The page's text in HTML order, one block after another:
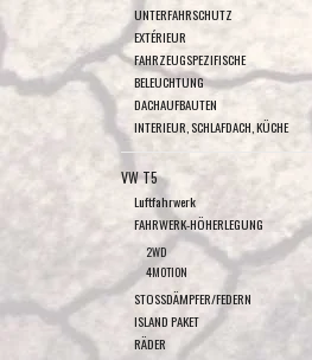
UNTERFAHRSCHUTZ
EXTÉRIEUR
FAHRZEUGSPEZIFISCHE
BELEUCHTUNG
DACHAUFBAUTEN
INTERIEUR, SCHLAFDACH, KÜCHE
VW T5
Luftfahrwerk
FAHRWERK-HÖHERLEGUNG
2WD
4MOTION
STOSSDÄMPFER/FEDERN
ISLAND PAKET
RÄDER